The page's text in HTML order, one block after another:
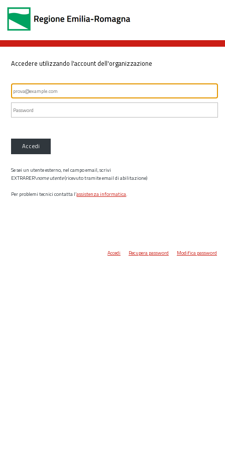
Accedere utilizzando l'account dell'organizzazione
Accedi
Se sei un utente esterno, nel campo email, scrivi
EXTRARER\nome utente(ricevuto tramite email di abilitazione)
Per problemi tecnici contatta l’assistenza informatica.
Accedi Recupera password Modifica password